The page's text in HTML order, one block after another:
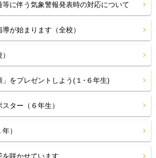
等に伴う気象警報発表時の対応について
が始まります（全校）
」をプレゼントしよう(１･６年生)
ター（６年生）
）
を咲かせています